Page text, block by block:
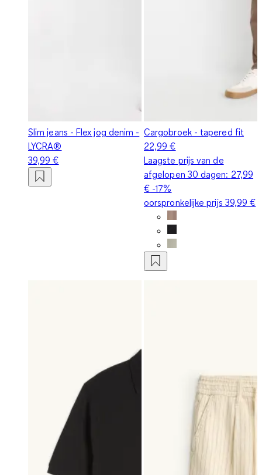
Slim jeans - Flex jog denim -
LYCRA®
39,99 €
Cargobroek - tapered fit
22,99 €
Laagste prijs van de
afgelopen 30 dagen: 27,99
€ -17%
oorspronkelijke prijs 39,99 €